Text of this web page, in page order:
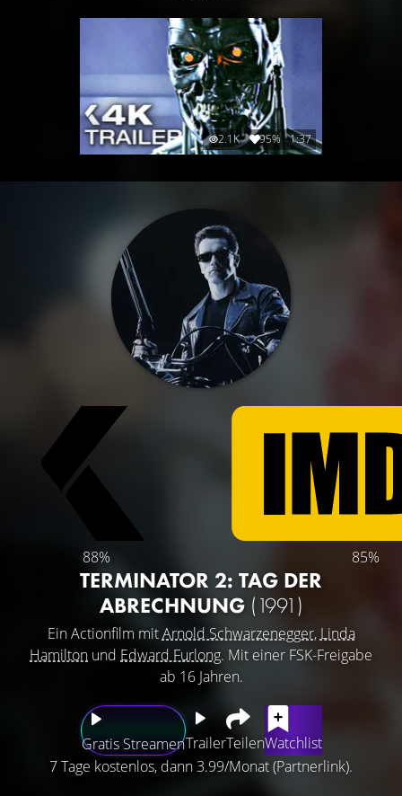
2.1K 95% 1:37
88% 85%
TERMINATOR 2: TAG DER
ABRECHNUNG (1991)
Ein Actionfilm mitArnold Schwarzenegger, Linda
Hamilton und Edward Furlong. Mit einer FSK-Freigabe
ab 16 Jahren.
Gratis StreamenTrailerTeilenWatchlist
7 Tage kostenlos, dann 3.99/Monat (Partnerlink).